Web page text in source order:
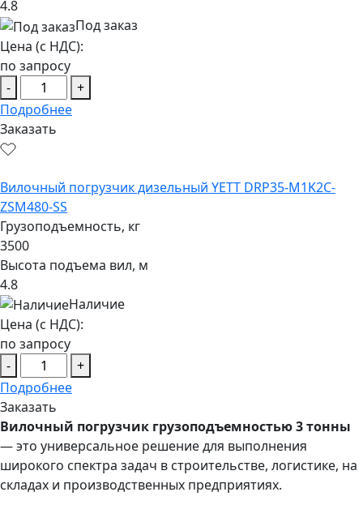
4.8
Под заказ
Цена (с НДС):
по запросу
-
+
Подробнее
Заказать
Вилочный погрузчик дизельный YETT DRP35-M1K2C-
ZSM480-SS
Грузоподъемность, кг
3500
Высота подъема вил, м
4.8
Наличие
Цена (с НДС):
по запросу
-
+
Подробнее
Заказать
Вилочный погрузчик грузоподъемностью 3 тонны
— это универсальное решение для выполнения
широкого спектра задач в строительстве, логистике, на
складах и производственных предприятиях.